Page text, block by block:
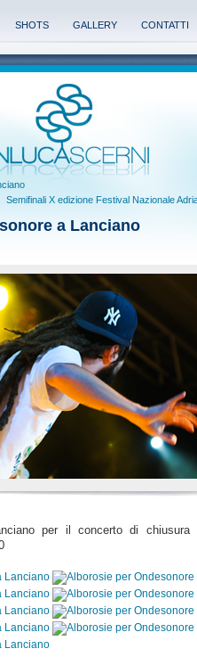
SHOTS GALLERY CONTATTI
Semifinali X edizione Festival Nazionale
a Lanciano
per il concerto di chiusura